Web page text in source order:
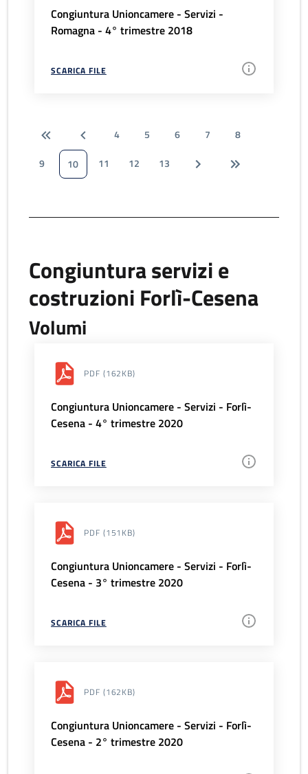
Congiuntura Unioncamere - Servizi -
Romagna - 4° trimestre 2018
SCARICA FILE
4 5 6 7
8
9
10 11 12 13
Congiuntura servizi e
costruzioni Forlì-Cesena
Volumi
PDF (162KB)
Congiuntura Unioncamere - Servizi - Forlì-
Cesena - 4° trimestre 2020
SCARICA FILE
PDF (151KB)
Congiuntura Unioncamere - Servizi - Forlì-
Cesena - 3° trimestre 2020
SCARICA FILE
PDF (162KB)
Congiuntura Unioncamere - Servizi - Forlì-
Cesena - 2° trimestre 2020